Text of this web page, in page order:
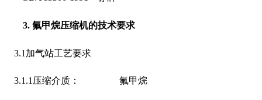
3. 氟甲烷压缩机的技术要求
3.1 加气站工艺要求
3.1.1 压缩介质： 氟甲烷